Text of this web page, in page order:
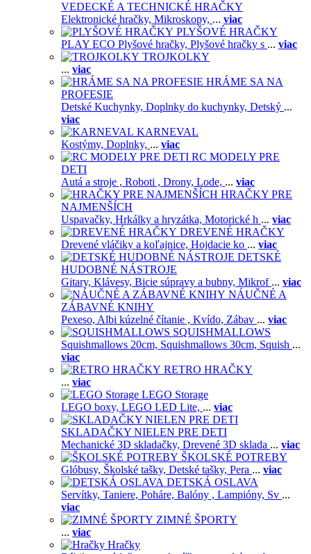
VEDECKÉ A TECHNICKÉ HRAČKY
Elektronické hračky, Mikroskopy, ... viac
PLYŠOVÉ HRAČKY
PLAY ECO Plyšové hračky, Plyšové hračky s ... viac
TROJKOLKY
... viac
HRÁME SA NA
PROFESIE
Detské Kuchynky, Doplnky do kuchynky, Detský ...
viac
KARNEVAL
Kostýmy, Doplnky, ... viac
RC MODELY PRE
DETI
Autá a stroje , Roboti , Drony, Lode, ... viac
HRAČKY PRE
NAJMENŠÍCH
Uspavačky, Hrkálky a hryzátka, Motorické h ... viac
DREVENÉ HRAČKY
Drevené vláčiky a koľajnice, Hojdacie ko ... viac
DETSKÉ
HUDOBNÉ NÁSTROJE
Gitary, Klávesy, Bicie súpravy a bubny, Mikrof ... viac
NÁUČNÉ A
ZÁBAVNÉ KNIHY
Pexeso, Albi kúzelné čítanie , Kvído, Zábav ... viac
SQUISHMALLOWS
Squishmallows 20cm, Squishmallows 30cm, Squish ...
viac
RETRO HRAČKY
... viac
LEGO Storage
LEGO boxy, LEGO LED Lite, ... viac
SKLADAČKY NIELEN PRE DETI
Mechanické 3D skladačky, Drevené 3D sklada ... viac
ŠKOLSKÉ POTREBY
Glóbusy, Školské tašky, Detské tašky, Pera ... viac
DETSKÁ OSLAVA
Servítky, Taniere, Poháre, Balóny , Lampióny, Sv ...
viac
ZIMNÉ ŠPORTY
... viac
Hračky